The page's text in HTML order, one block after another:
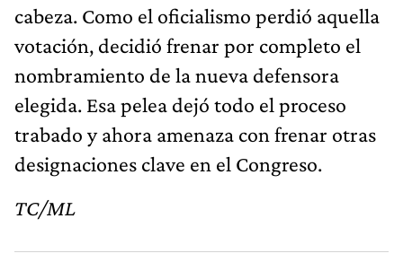
cabeza. Como el oficialismo perdió aquella
votación, decidió frenar por completo el
nombramiento de la nueva defensora
elegida. Esa pelea dejó todo el proceso
trabado y ahora amenaza con frenar otras
designaciones clave en el Congreso.
TC/ML